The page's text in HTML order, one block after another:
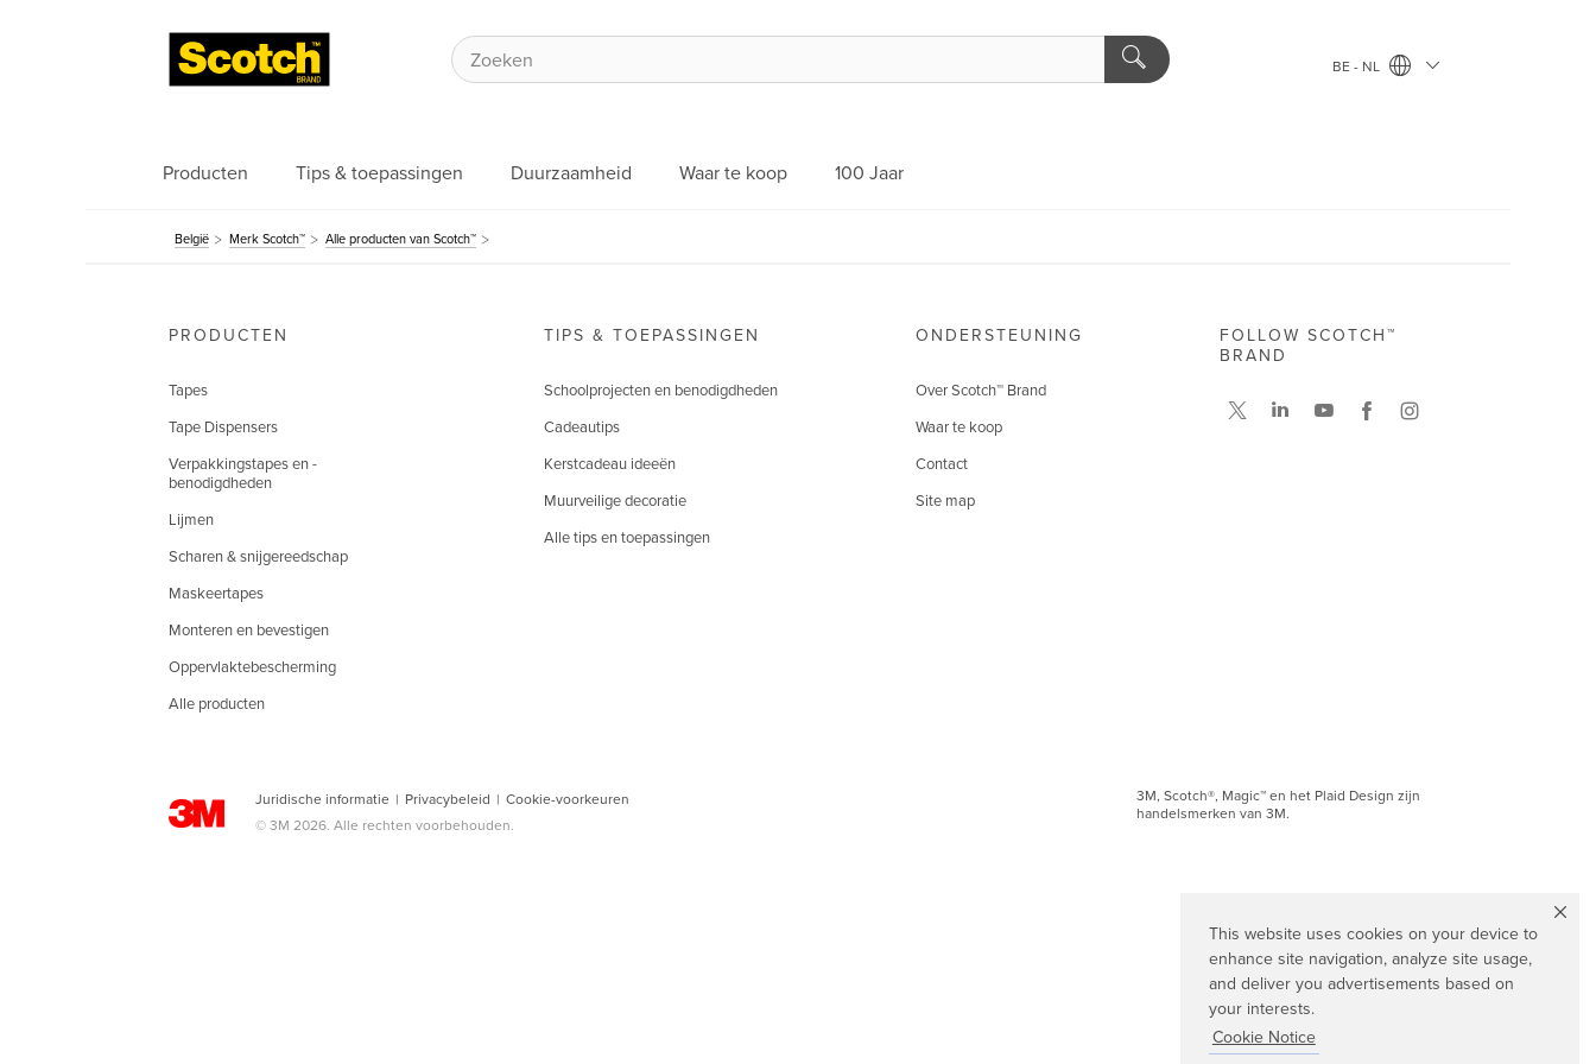
This website uses cookies on your device to
enhance site navigation, analyze site usage,
and deliver you advertisements based on
your interests.
Cookie Notice
BE - NL
Producten Tips & toepassingen Duurzaamheid Waar te koop 100 Jaar
België Merk Scotch™ Alle producten van Scotch™
PRODUCTEN
Tapes
Tape Dispensers
Verpakkingstapes en -
benodigdheden
Lijmen
Scharen & snijgereedschap
Maskeertapes
Monteren en bevestigen
Oppervlaktebescherming
Alle producten
TIPS & TOEPASSINGEN
Schoolprojecten en benodigdheden
Cadeautips
Kerstcadeau ideeën
Muurveilige decoratie
Alle tips en toepassingen
ONDERSTEUNING
Over Scotch™ Brand
Waar te koop
Contact
Site map
Juridische informatie | Privacybeleid | Cookie-voorkeuren
© 3M 2026. Alle rechten voorbehouden.
FOLLOW SCOTCH™
BRAND
3M, Scotch®, Magic™ en het Plaid Design zijn
handelsmerken van 3M.